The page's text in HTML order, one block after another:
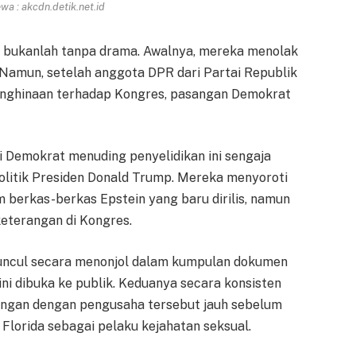
: akcdn.detik.net.id
tanpa drama. Awalnya, mereka menolak
setelah anggota DPR dari Partai Republik
terhadap Kongres, pasangan Demokrat
menuding penyelidikan ini sengaja
Presiden Donald Trump. Mereka menyoroti
berkas-berkas Epstein yang baru dirilis, namun
di Kongres.
secara menonjol dalam kumpulan dokumen
dibuka ke publik. Keduanya secara konsisten
dengan pengusaha tersebut jauh sebelum
sebagai pelaku kejahatan seksual.